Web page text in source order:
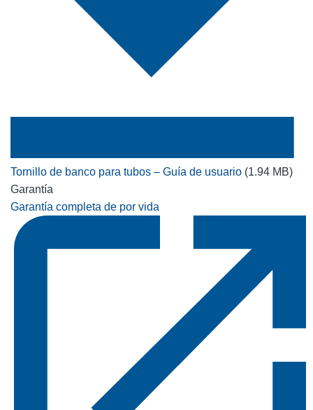
Tornillo de banco para tubos – Guía de usuario (1.94 MB)
Garantía
Garantía completa de por vida